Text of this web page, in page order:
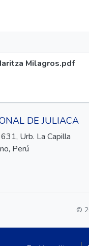
Milagros.pdf
DE JULIACA
Urb. La Capilla
Perú
©